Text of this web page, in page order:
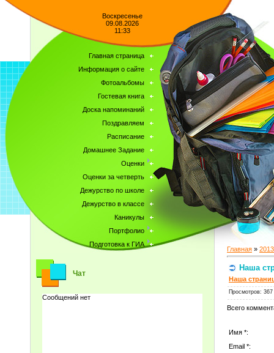
Воскресенье
09.08.2026
11:33
Главная страница
Информация о сайте
Фотоальбомы
Гостевая книга
Доска напоминаний
Поздравляем
Расписание
Домашнее Задание
Оценки
Оценки за четверть
Дежурство по школе
Дежурство в классе
Каникулы
Портфолио
Подготовка к ГИА
Чат
Главная » 2013
Наша
Наша
Просмотров:
Всего
Имя *:
Email *: